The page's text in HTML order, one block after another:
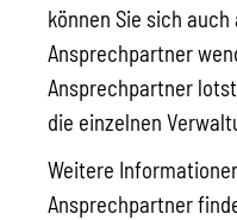
können Sie sich
Ansprechpartner
Ansprechpartner
die einzelnen
Weitere
Ansprechpartner